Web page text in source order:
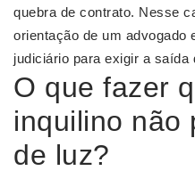
quebra de contrato. Nesse
orientação de um advogado
judiciário para exigir a saída
O que fazer
inquilino não
de luz?